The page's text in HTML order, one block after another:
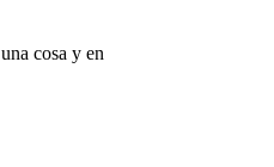
cosa y en